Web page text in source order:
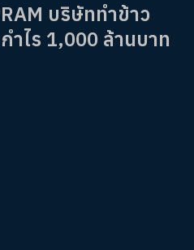
บริษัททำข้าว
ำไร 1,000 ล้านบาท